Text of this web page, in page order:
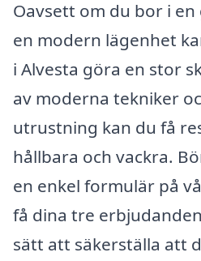
Oavsett om du bor i
en modern lägenhet
i Alvesta göra en stor
av moderna tekniker
utrustning kan du få
hållbara och vackra.
en enkel formulär på
få dina tre
sätt att säkerställa att